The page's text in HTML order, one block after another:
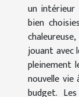
un intérieur
bien
jouant avec
pleinement
nouvelle
budget.